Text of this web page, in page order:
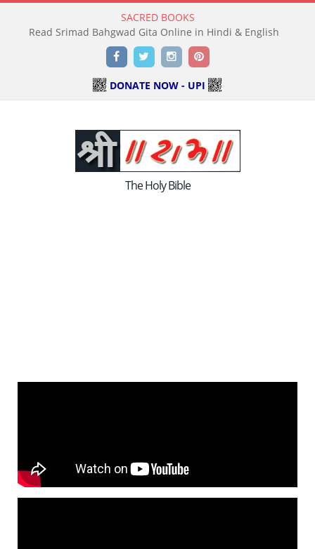
SACRED BOOKS
Read Srimad Bahgwad Gita Online in Hindi & English
FacebookTwitterInstagramPinterest
DONATE NOW - UPI
The Holy Bible